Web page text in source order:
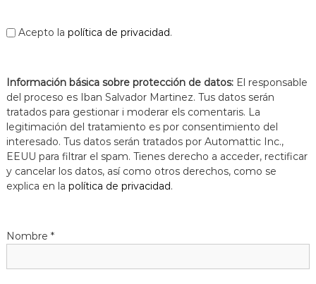
Acepto la política de privacidad.
Información básica sobre protección de datos: El responsable
del proceso es Iban Salvador Martinez. Tus datos serán
tratados para gestionar i moderar els comentaris. La
legitimación del tratamiento es por consentimiento del
interesado. Tus datos serán tratados por Automattic Inc.,
EEUU para filtrar el spam. Tienes derecho a acceder, rectificar
y cancelar los datos, así como otros derechos, como se
explica en la política de privacidad.
Nombre *